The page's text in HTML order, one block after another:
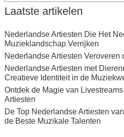
Laatste artikelen
Nederlandse Artiesten Die Het
Muzieklandschap Verrijken
Nederlandse Artiesten
Nederlandse Artiesten met
Creatieve Identiteit in de
Ontdek de Magie van
Artiesten
De Top Nederlandse Artiesten
de Beste Muzikale Talenten